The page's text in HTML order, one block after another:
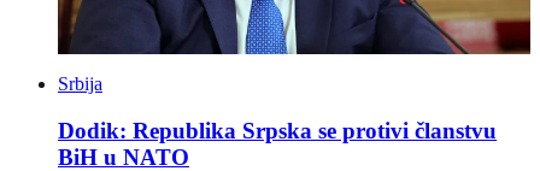
Srbija
Dodik: Republika Srpska se protivi članstvu
BiH u NATO